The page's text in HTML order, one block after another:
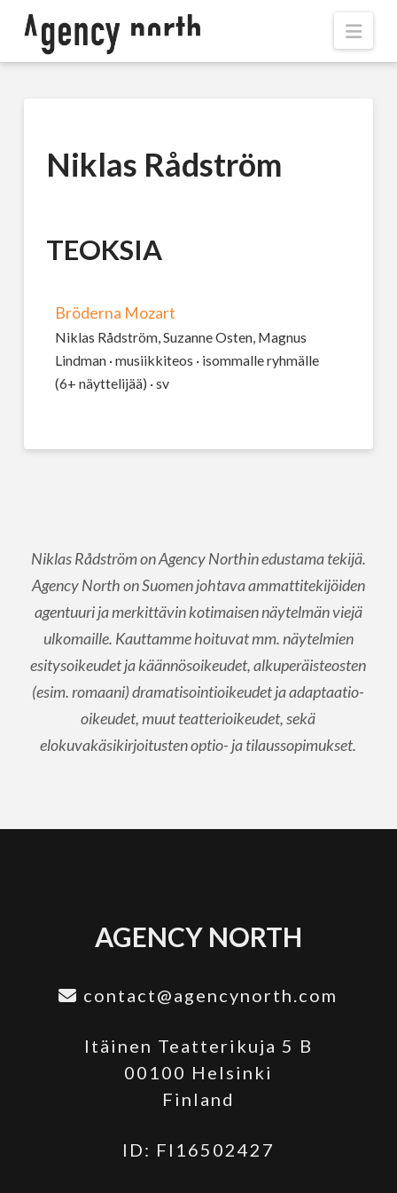
Niklas Rådström
TEOKSIA
Bröderna Mozart
Niklas Rådström, Suzanne Osten, Magnus
Lindman · musiikkiteos · isommalle ryhmälle
(6+ näyttelijää) · sv
Niklas Rådström on Agency Northin edustama tekijä.
Agency North on Suomen johtava ammattitekijöiden
agentuuri ja merkittävin kotimaisen näytelmän viejä
ulkomaille. Kauttamme hoituvat mm. näytelmien
esitysoikeudet ja käännösoikeudet, alkuperäisteosten
(esim. romaani) dramatisointioikeudet ja adaptaatio-
oikeudet, muut teatterioikeudet, sekä
elokuvakäsikirjoitusten optio- ja tilaussopimukset.
AGENCY NORTH
contact@agencynorth.com
Itäinen Teatterikuja 5 B
00100 Helsinki
Finland
ID: FI16502427